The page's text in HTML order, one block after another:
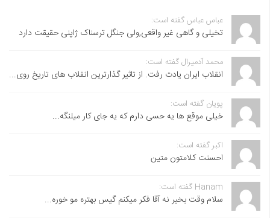
عباس عباس گفته است:
تخیلی و گاهی غیر واقعی,ولی جنگل ترسناک ژاپنی حقیقت دارد
محمد آدمیرال گفته است:
انقلاب ایران یادت رفت. از تاثیر گذارترین انقلاب های تاریخ روی...
پویان گفته است:
خیلی موقع ها یه حسی دارم که یه جای کار میلنگه...
اکبر گفته است:
احسنت ‌کلامتون متین
Hanam گفته است:
سلام وقت بخیر نه آقا فکر میکنم گیس بهتره مو خوره...